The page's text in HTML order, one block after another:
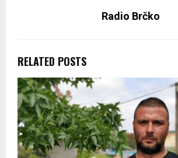
Radio Brčko
RELATED POSTS